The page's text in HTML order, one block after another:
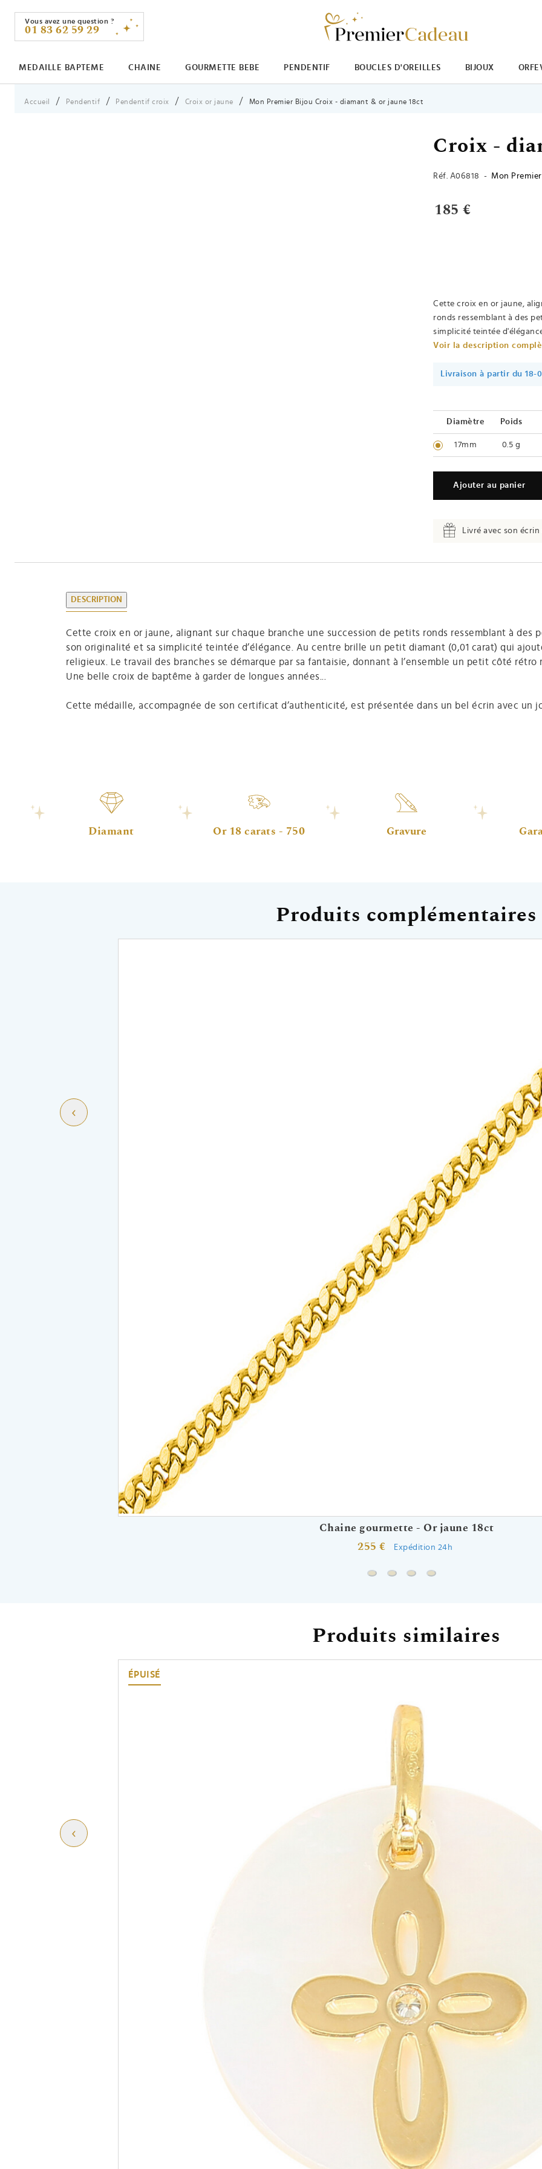
Vous avez une question ?
01 83 62 59 29
MEDAILLE BAPTEME CHAINE GOURMETTE BEBE PENDENTIF BOUCLES D'OREILLES BIJOUX
Vous êtes ici :
Accueil Pendentif Pendentif croix Croix or jaune Mon Premier Bijou Croix - diamant & or jaune 18ct
Croix -
Réf. A06818 - Mon
185 €
Cette croix en or jaune,
ronds ressemblant à des
simplicité teintée
Voir la description
Livraison à partir du 18-
Diamètre Poids
17mm 0.5 g
Ajouter au panier
Livré avec son écrin
DESCRIPTION
Cette croix en or jaune, alignant sur chaque branche une succession de petits ronds ressemblant à des
son originalité et sa simplicité teintée d’élégance. Au centre brille un petit diamant (0,01 carat) qui
religieux. Le travail des branches se démarque par sa fantaisie, donnant à l’ensemble un petit côté rétro
Une belle croix de baptême à garder de longues années...
Cette médaille, accompagnée de son certificat d’authenticité, est présentée dans un bel écrin avec un
Diamant Or 18 carats - 750 Gravure
Produits complémentaires
Chaine gourmette - Or jaune 18ct
255 €
Expédition 24h
Chaine gourmette - Or jaune 18ct
Chaine forçat miroir - Or jaune 18ct
Chaine forçat rond - Or jaune
Chaine marine battue - Or
Produits similaires
ÉPUISÉ